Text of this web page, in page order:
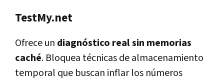
TestMy.net
Ofrece un diagnóstico real sin memorias
caché. Bloquea técnicas de almacenamiento
temporal que buscan inflar los números